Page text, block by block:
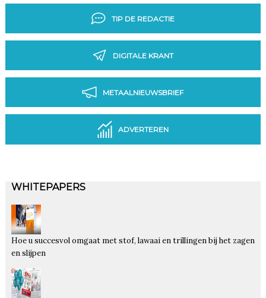
TIP DE REDACTIE
DIGITALE KRANT
METAALNIEUWSBRIEF
ADVERTEREN
WHITEPAPERS
Hoe u succesvol omgaat met stof, lawaai en trillingen bij het zagen
en slijpen